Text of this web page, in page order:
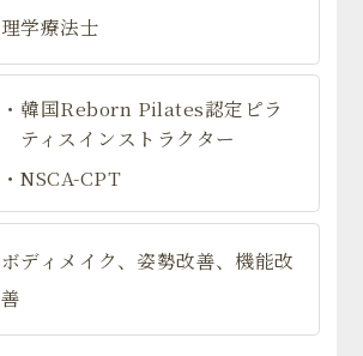
理学療法士
・韓国Reborn Pilates認定ピラ
ティスインストラクター
・NSCA-CPT
ボディメイク、姿勢改善、機能改
善